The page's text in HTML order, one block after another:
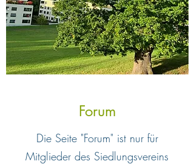
Forum
Die Seite "Forum" ist nur für
Mitglieder des Siedlungsvereins